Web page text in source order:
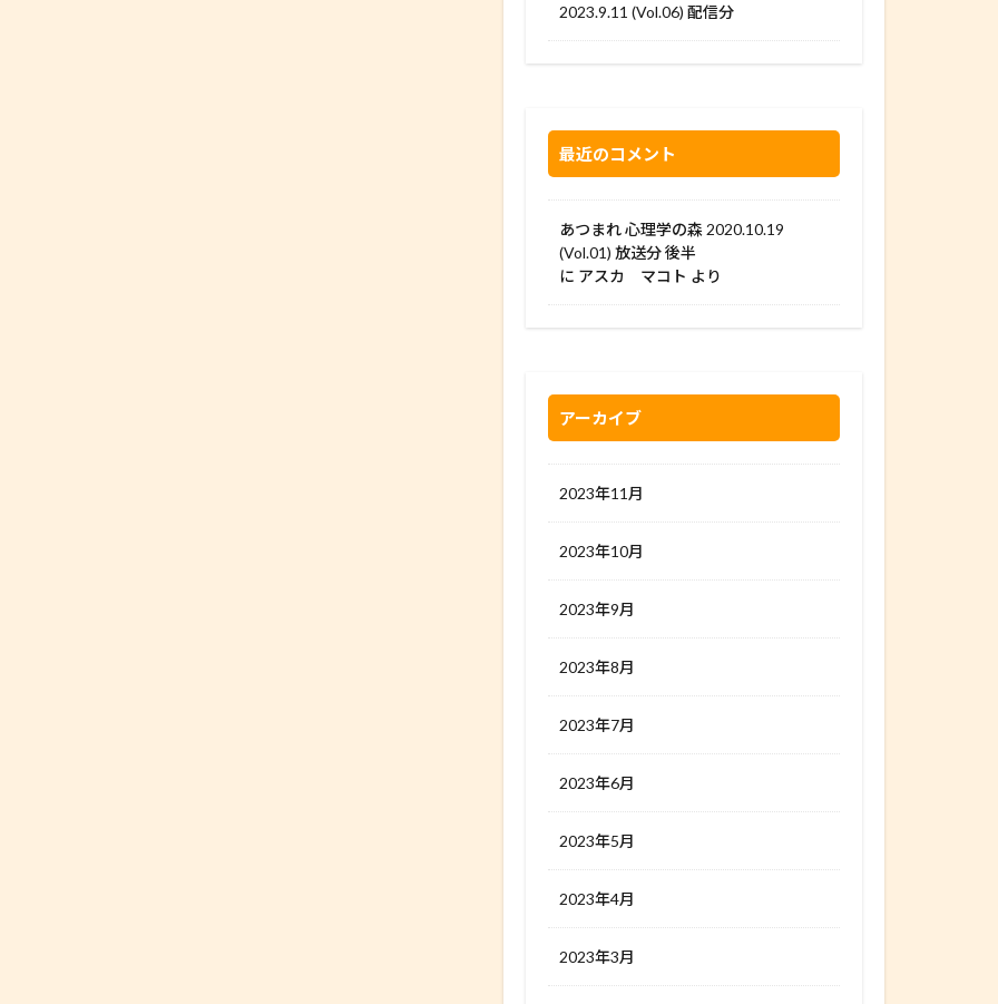
2023.9.11 (Vol.06) 配信分
最近のコメント
あつまれ 心理学の森 2020.10.19
(Vol.01) 放送分 後半
に アスカ マコト より
アーカイブ
2023年11月
2023年10月
2023年9月
2023年8月
2023年7月
2023年6月
2023年5月
2023年4月
2023年3月